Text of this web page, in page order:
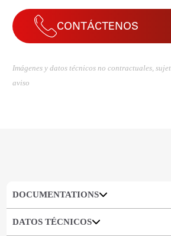
CONTÁCTENOS
Imágenes y datos técnicos no contractuales,
aviso
DOCUMENTATIONS
DATOS TÉCNICOS